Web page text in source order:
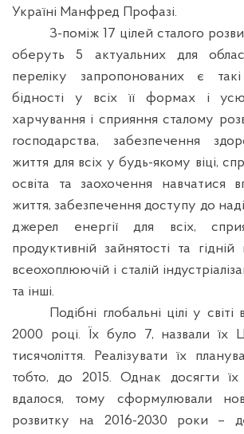
Україні Манфред Профазі.
З-поміж 17 цілей сталого
оберуть 5 актуальних для
переліку запропонованих є
бідності у всіх її формах і
харчування і сприяння сталому
господарства, забезпечення
життя для всіх у будь-якому віці,
освіта та заохочення навчатися
життя, забезпечення доступу до
джерел енергії для всіх,
продуктивній зайнятості та
всеохоплюючій і сталій
та інші.
Подібні глобальні цілі у
2000 році. Їх було 7, назвали їх
тисячоліття. Реалізувати їх
тобто, до 2015. Однак досягти
вдалося, тому сформулювали
розвитку на 2016-2030 роки –